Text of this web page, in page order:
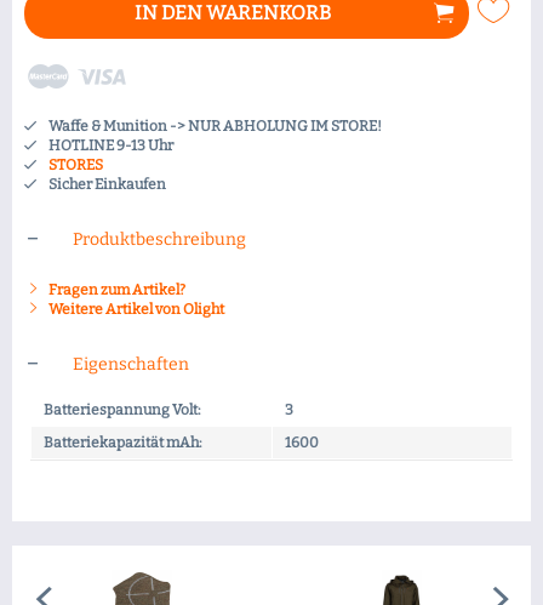
IN DENWARENKORB
Waffe & Munition -> NUR ABHOLUNG IM STORE!
HOTLINE 9-13 Uhr
STORES
Sicher Einkaufen
Produktbeschreibung
Fragen zum Artikel?
Weitere Artikel von Olight
Eigenschaften
Batteriespannung Volt:
3
Batteriekapazität mAh:
1600